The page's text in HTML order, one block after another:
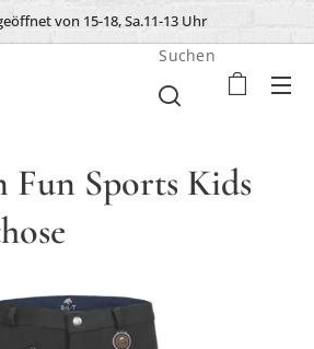
von 15-18, Sa.11-13 Uhr
Suchen
Fun Sports Kids